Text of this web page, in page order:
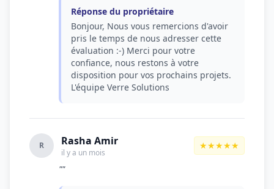
Réponse du propriétaire
Bonjour, Nous vous remercions d'avoir
pris le temps de nous adresser cette
évaluation :-) Merci pour votre
confiance, nous restons à votre
disposition pour vos prochains projets.
L'équipe Verre Solutions
R Rasha Amir
il y a un mois
★★★★★
""